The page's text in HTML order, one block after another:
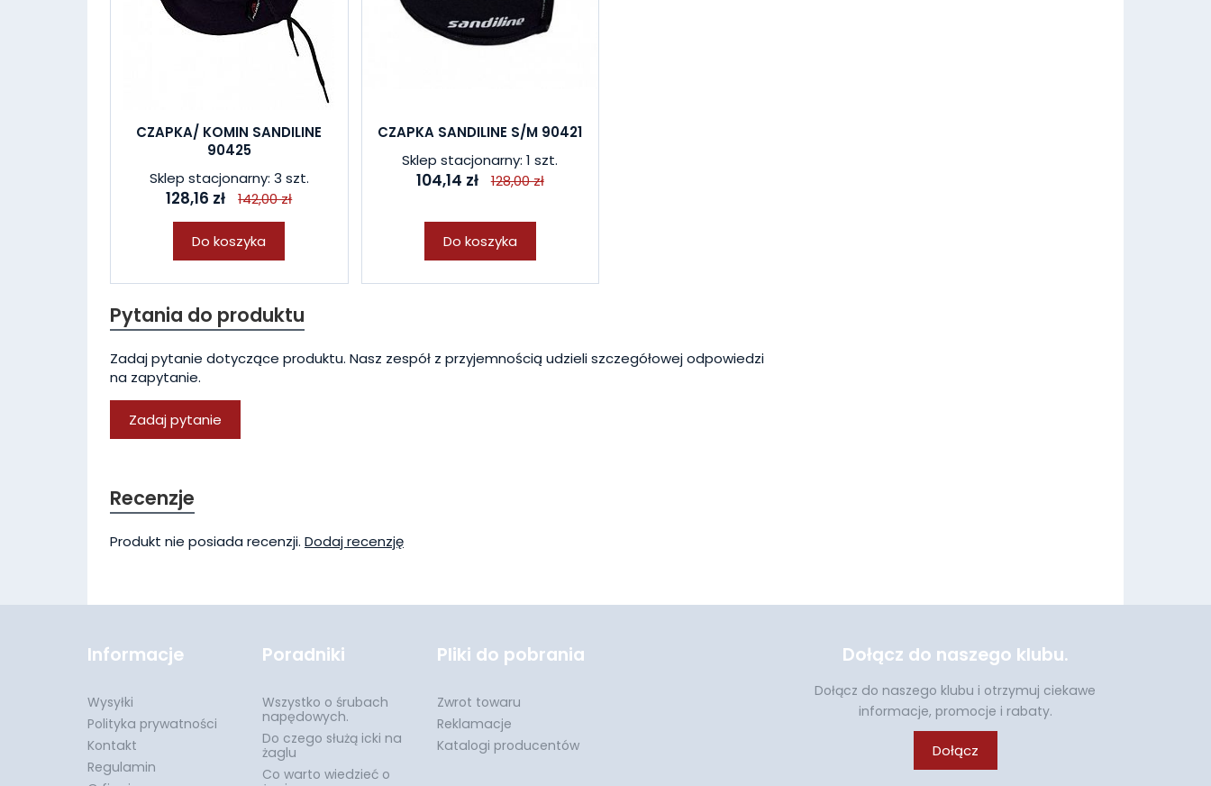
CZAPKA/ KOMIN SANDILINE
90425
Sklep stacjonarny: 3 szt.
128,16 zł 142,00 zł
Do koszyka
CZAPKA SANDILINE S/M 90421
Sklep stacjonarny: 1 szt.
104,14 zł 128,00 zł
Do koszyka
Pytania do produktu
Zadaj pytanie dotyczące produktu. Nasz zespół z przyjemnością udzieli szczegółowej odpowiedzi
na zapytanie.
Zadaj pytanie
Recenzje
Produkt nie posiada recenzji. Dodaj recenzję
Informacje
Wysyłki
Polityka prywatności
Kontakt
Regulamin
Poradniki
Wszystko o śrubach
napędowych.
Do czego służą icki na
żaglu
Co warto wiedzieć o
Pliki do pobrania
Zwrot towaru
Reklamacje
Katalogi producentów
Dołącz do naszego klubu.
Dołącz do naszego klubu i otrzymuj ciekawe
informacje, promocje i rabaty.
Dołącz